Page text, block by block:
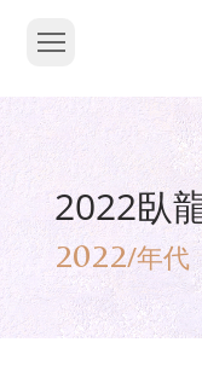
2022臥
2022/年代